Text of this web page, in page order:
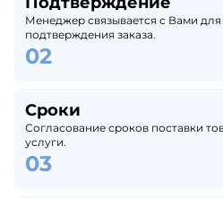
Менеджер связывается с Вами
подтверждения заказа.
Сроки
Согласование сроков поставки
услуги.